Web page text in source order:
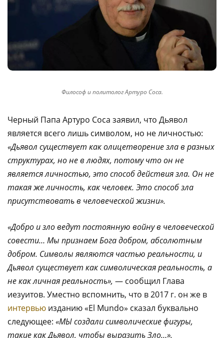
Философ и политолог Артуро Соса.
Черный Папа Артуро Cоса заявил, что Дьявол
является всего лишь символом, но не личностью:
«Дьявол существует как олицетворение зла в разных
структурах, но не в людях, потому что он не
является личностью, это способ действия зла. Он не
такая же личность, как человек. Это способ зла
присутствовать в человеческой жизни».
«Добро и зло ведут постоянную войну в человеческой
совести… Мы признаем Бога добром, абсолютным
добром. Символы являются частью реальности, и
Дьявол существует как символическая реальность, а
не как личная реальность», — сообщил Глава
иезуитов. Уместно вспомнить, что в 2017 г. он же в
интервью изданию «Еl Мundo» сказал буквально
следующее: «МЫ создали символические фигуры,
такие как Дьявол, чтобы выразить Зло…».